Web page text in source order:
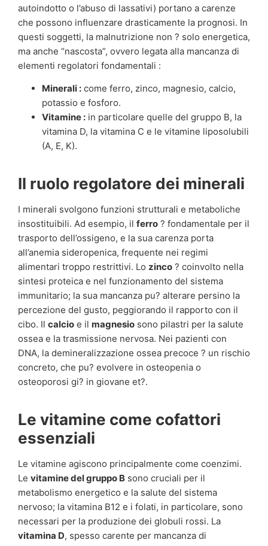
autoindotto o l’abuso di lassativi) portano a carenze
che possono influenzare drasticamente la prognosi. In
questi soggetti, la malnutrizione non ? solo energetica,
ma anche “nascosta”, ovvero legata alla mancanza di
elementi regolatori fondamentali :
Minerali : come ferro, zinco, magnesio, calcio,
potassio e fosforo.
Vitamine : in particolare quelle del gruppo B, la
vitamina D, la vitamina C e le vitamine liposolubili
(A, E, K).
Il ruolo regolatore dei minerali
I minerali svolgono funzioni strutturali e metaboliche
insostituibili. Ad esempio, il ferro ? fondamentale per il
trasporto dell’ossigeno, e la sua carenza porta
all’anemia sideropenica, frequente nei regimi
alimentari troppo restrittivi. Lo zinco ? coinvolto nella
sintesi proteica e nel funzionamento del sistema
immunitario; la sua mancanza pu? alterare persino la
percezione del gusto, peggiorando il rapporto con il
cibo. Il calcio e il magnesio sono pilastri per la salute
ossea e la trasmissione nervosa. Nei pazienti con
DNA, la demineralizzazione ossea precoce ? un rischio
concreto, che pu? evolvere in osteopenia o
osteoporosi gi? in giovane et?.
Le vitamine come cofattori
essenziali
Le vitamine agiscono principalmente come coenzimi.
Le vitamine del gruppo B sono cruciali per il
metabolismo energetico e la salute del sistema
nervoso; la vitamina B12 e i folati, in particolare, sono
necessari per la produzione dei globuli rossi. La
vitamina D, spesso carente per mancanza di